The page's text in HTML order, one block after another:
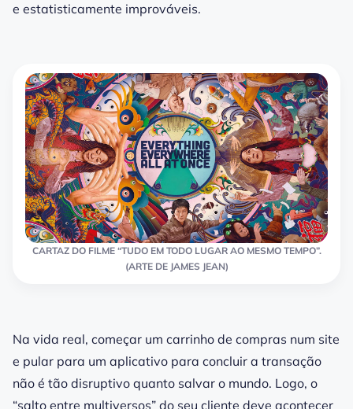
e estatisticamente improváveis.
CARTAZ DO FILME “TUDO EM TODO LUGAR AO MESMO TEMPO”.
(ARTE DE JAMES JEAN)
Na vida real, começar um carrinho de compras num site
e pular para um aplicativo para concluir a transação
não é tão disruptivo quanto salvar o mundo. Logo, o
“salto entre multiversos” do seu cliente deve acontecer